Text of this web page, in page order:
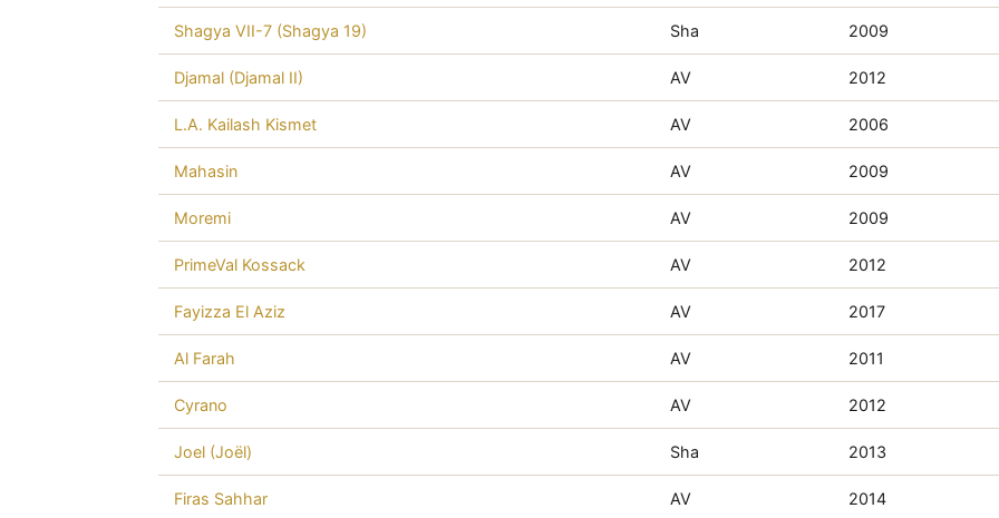
Shagya VII-7 (Shagya 19) Sha 2009
Djamal (Djamal II) AV 2012
L.A. Kailash Kismet AV 2006
Mahasin AV 2009
Moremi AV 2009
PrimeVal Kossack AV 2012
Fayizza El Aziz AV 2017
Al Farah AV 2011
Cyrano AV 2012
Joel (Joël) Sha 2013
Firas Sahhar AV 2014